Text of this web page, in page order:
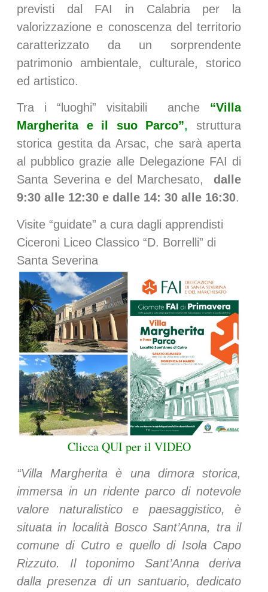
previsti dal FAI in Calabria per la
valorizzazione e conoscenza del territorio
caratterizzato da un sorprendente
patrimonio ambientale, culturale, storico
ed artistico.
Tra i “luoghi” visitabili anche “Villa
Margherita e il suo Parco”, struttura
storica gestita da Arsac, che sarà aperta
al pubblico grazie alle Delegazione FAI di
Santa Severina e del Marchesato, dalle
9:30 alle 12:30 e dalle 14: 30 alle 16:30.
Visite “guidate” a cura dagli apprendisti
Ciceroni Liceo Classico “D. Borrelli” di
Santa Severina
Clicca QUI per il VIDEO
“Villa Margherita è una dimora storica,
immersa in un ridente parco di notevole
valore naturalistico e paesaggistico, è
situata in località Bosco Sant’Anna, tra il
comune di Cutro e quello di Isola Capo
Rizzuto. Il toponimo Sant’Anna deriva
dalla presenza di un santuario, dedicato